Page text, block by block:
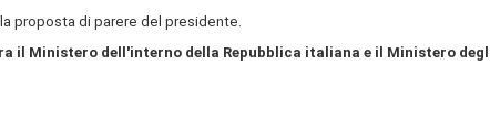
proposta di parere del presidente.
il Ministero dell'interno della Repubblica italiana e il Ministero